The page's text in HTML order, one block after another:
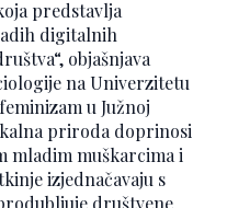
predstavlja
digitalnih
objašnjava
na Univerzitetu
u Južnoj
priroda doprinosi
mladim muškarcima i
izjednačavaju s